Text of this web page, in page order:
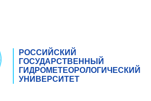
РОССИЙСКИЙ
ГОСУДАРСТВЕННЫЙ
ГИДРОМЕТЕОРОЛОГИЧЕСКИЙ
УНИВЕРСИТЕТ